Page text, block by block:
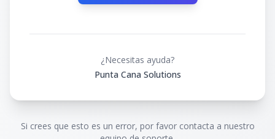
¿Necesitas ayuda?
Punta Cana Solutions
Si crees que esto es un error, por favor contacta a nuestro